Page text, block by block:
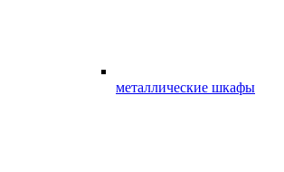
металлические шкафы